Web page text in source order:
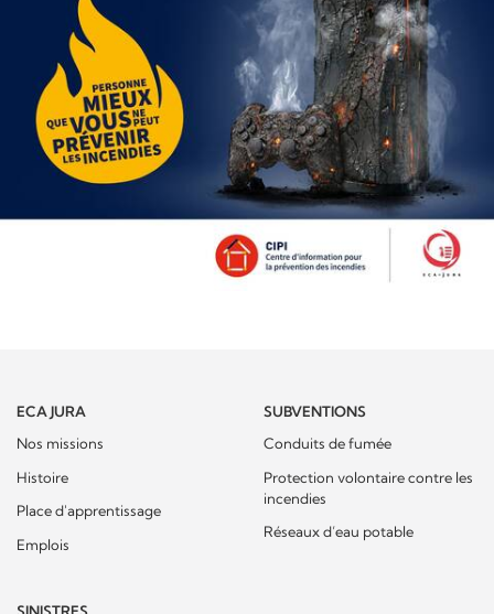
ECA JURA
Nos missions
Histoire
Place d'apprentissage
Emplois
SUBVENTIONS
Conduits de fumée
Protection volontaire contre les
incendies
Réseaux d’eau potable